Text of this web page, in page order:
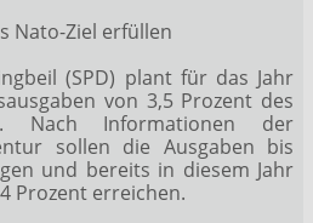
Nato-Ziel erfüllen
(SPD) plant für das Jahr
von 3,5 Prozent des
Nach Informationen der
sollen die Ausgaben bis
und bereits in diesem Jahr
Prozent erreichen.